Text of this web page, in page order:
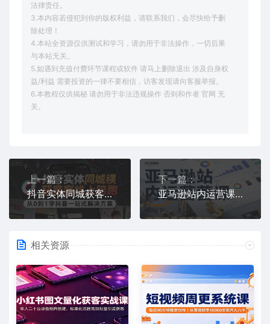
法律责任。
3.本内容若侵犯到你的版权利益，请联系我们，会尽快给予删
除处理！
4.本站全资源仅供测试和学习，请勿用于非法操作，一切后果
与本站无关。
5.如遇到充值付费环节课程或软件 请马上删除退出 涉及自身权
益/利益 需要投资的一律不要相信，访客发现请向客服举报。
6.本教程仅供揭秘 请勿用于非法违规操作 否则和作者 官网 无
关。
上一篇：
抖音实体同城获客线上陪跑，从0到1学抖音一站式解决方案
下一篇：
亚马逊站内运营课：资深操盘高手带你玩转亚马逊
相关资源